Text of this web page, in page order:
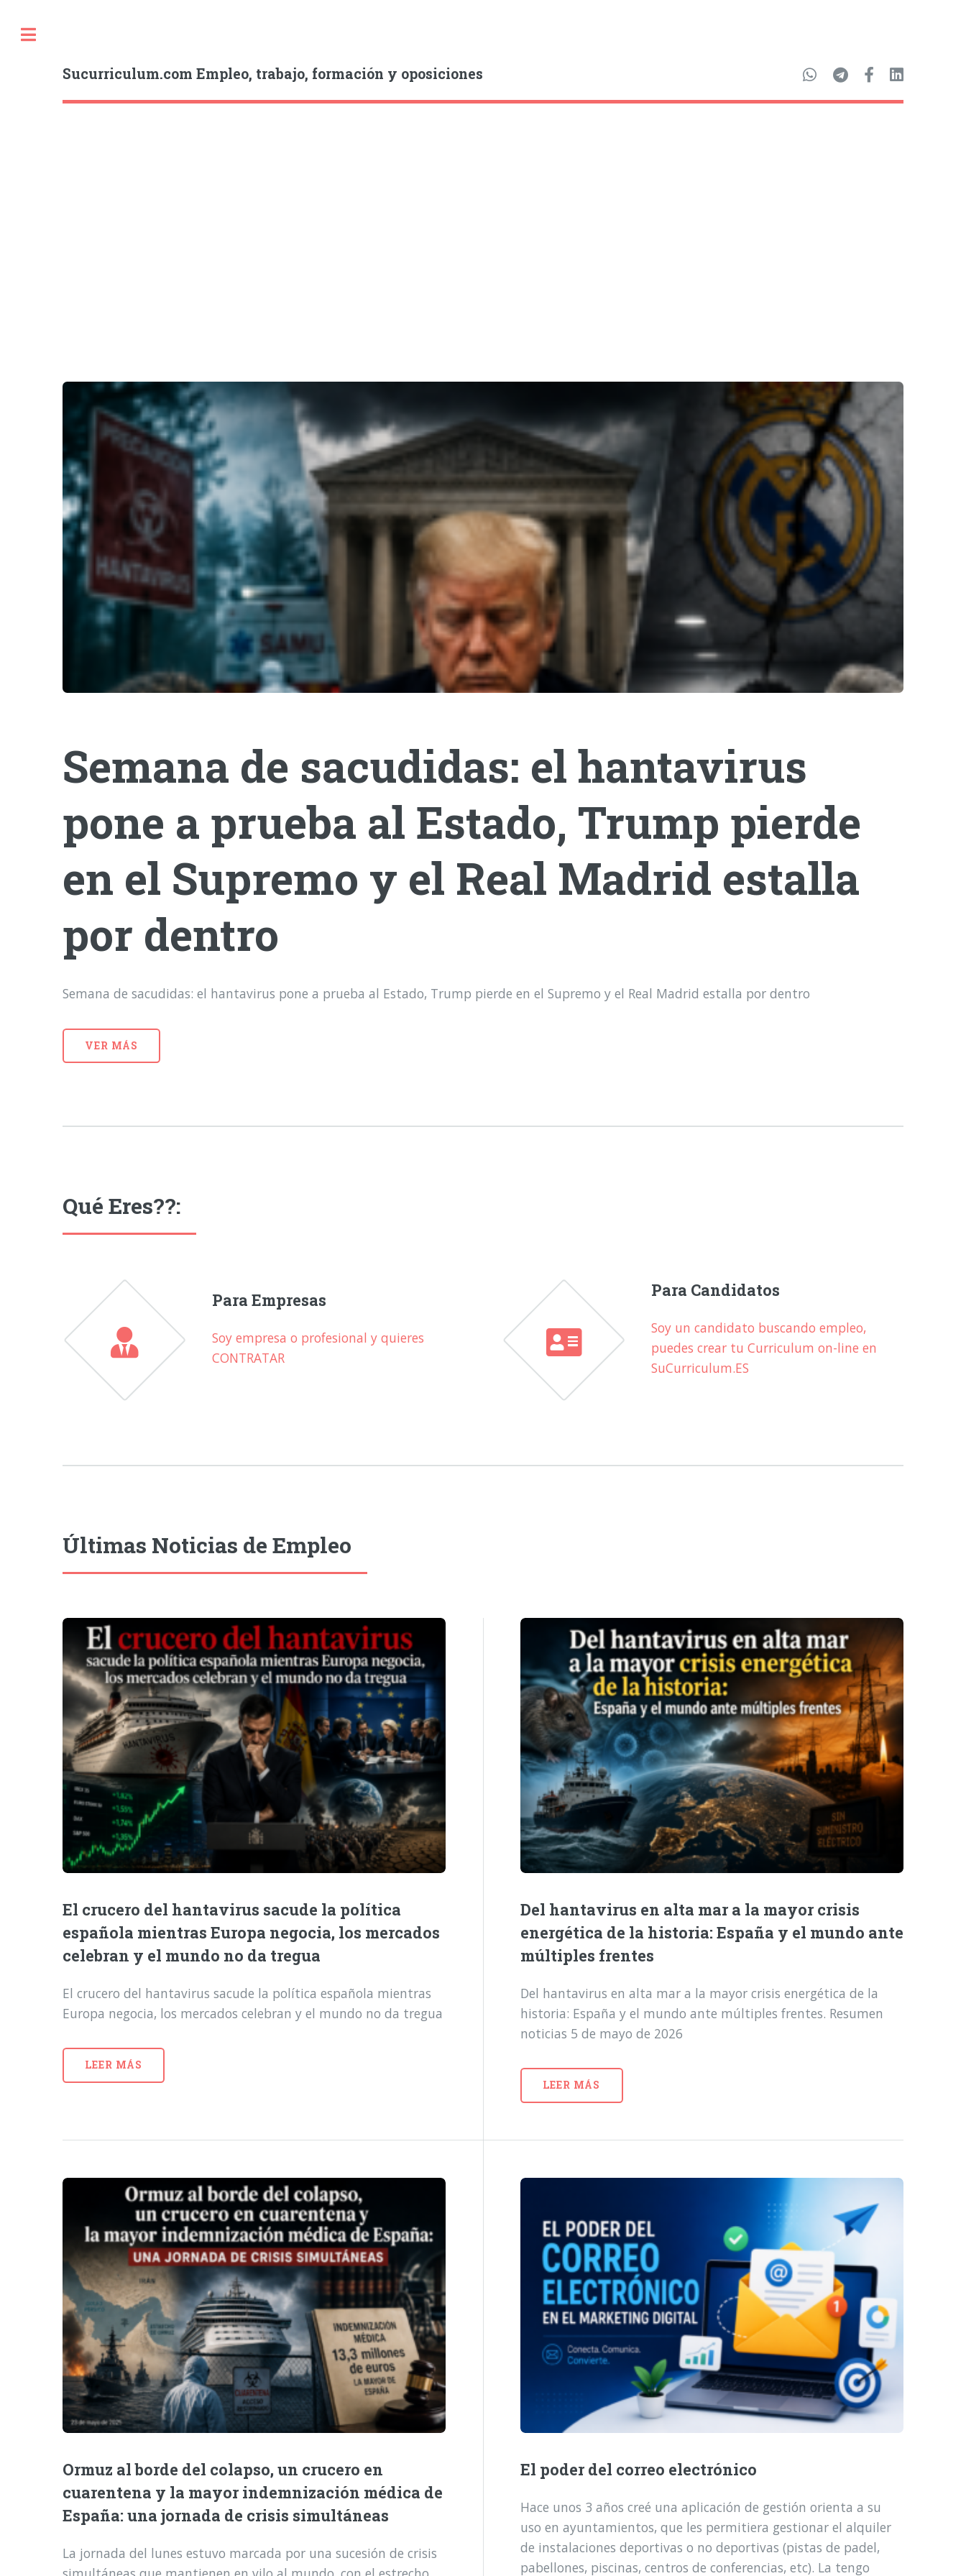
Sucurriculum.com Empleo, trabajo, formación y oposiciones
Semana de sacudidas: el hantavirus
pone a prueba al Estado, Trump pierde
en el Supremo y el Real Madrid estalla
por dentro
Semana de sacudidas: el hantavirus pone a prueba al Estado, Trump pierde en el Supremo y el Real Madrid estalla por dentro
VER MÁS
Qué Eres??:
Para Empresas
Soy empresa o profesional y quieres
CONTRATAR
Para Candidatos
Soy un candidato buscando empleo,
puedes crear tu Curriculum on-line en
SuCurriculum.ES
Últimas Noticias de Empleo
El crucero del hantavirus sacude la política
española mientras Europa negocia, los mercados
celebran y el mundo no da tregua
El crucero del hantavirus sacude la política española mientras
Europa negocia, los mercados celebran y el mundo no da tregua
LEER MÁS
Del hantavirus en alta mar a la mayor crisis
energética de la historia: España y el mundo ante
múltiples frentes
Del hantavirus en alta mar a la mayor crisis energética de la
historia: España y el mundo ante múltiples frentes. Resumen
noticias 5 de mayo de 2026
LEER MÁS
Ormuz al borde del colapso, un crucero en
cuarentena y la mayor indemnización médica de
España: una jornada de crisis simultáneas
La jornada del lunes estuvo marcada por una sucesión de crisis
El poder del correo electrónico
Hace unos 3 años creé una aplicación de gestión orienta a su
uso en ayuntamientos, que les permitiera gestionar el alquiler
de instalaciones deportivas o no deportivas (pistas de padel,
pabellones, piscinas, centros de conferencias, etc). La tengo